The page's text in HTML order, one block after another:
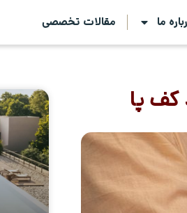
ما مقالات تخصصی
کف پا